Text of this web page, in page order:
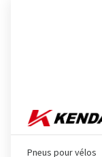
Pneus pour vélos